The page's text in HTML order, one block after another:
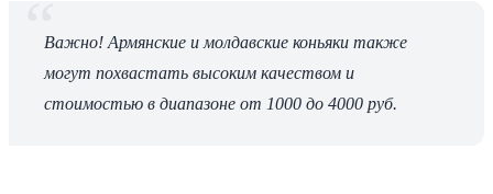
Важно! Армянские и молдавские коньяки также
могут похвастать высоким качеством и
стоимостью в диапазоне от 1000 до 4000 руб.